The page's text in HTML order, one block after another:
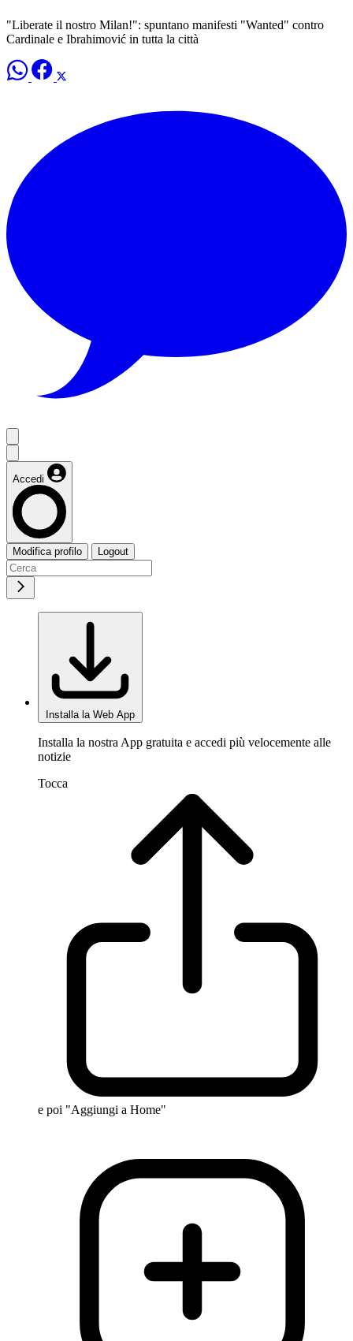
"Liberate il nostro Milan!": spuntano manifesti "Wanted" contro
Cardinale e Ibrahimović in tutta la città
Accedi
Modifica profilo Logout
Installa la Web App
Installa la nostra App gratuita e accedi più velocemente alle
notizie
Tocca
e poi "Aggiungi a Home"